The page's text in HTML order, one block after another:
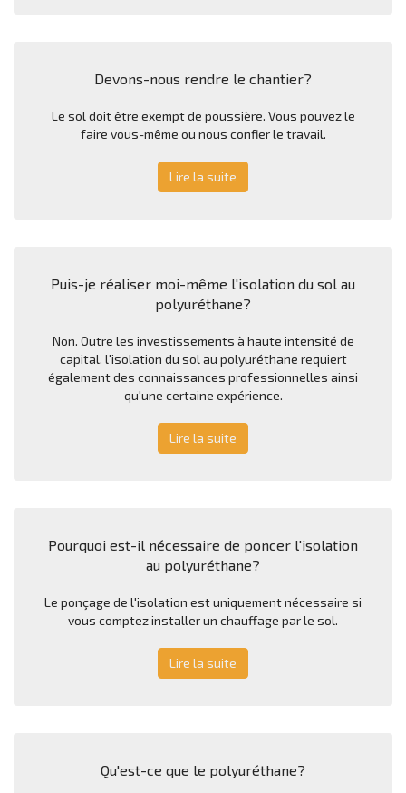
Devons-nous rendre le chantier?
Le sol doit être exempt de poussière. Vous pouvez le
faire vous-même ou nous confier le travail.
Lire la suite
Puis-je réaliser moi-même l'isolation du sol au
polyuréthane?
Non. Outre les investissements à haute intensité de
capital, l'isolation du sol au polyuréthane requiert
également des connaissances professionnelles ainsi
qu'une certaine expérience.
Lire la suite
Pourquoi est-il nécessaire de poncer l'isolation
au polyuréthane?
Le ponçage de l'isolation est uniquement nécessaire si
vous comptez installer un chauffage par le sol.
Lire la suite
Qu'est-ce que le polyuréthane?